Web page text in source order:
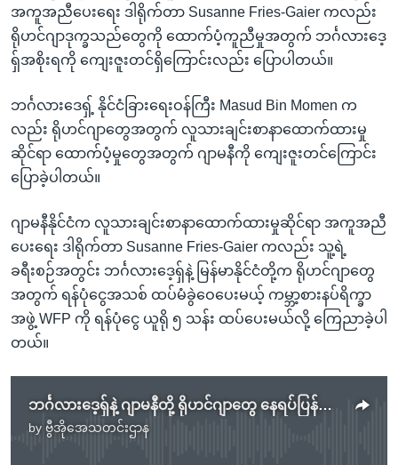
အကူအညီပေးရေး ဒါရိုက်တာ Susanne Fries-Gaier ကလည်း
ရိုဟင်ဂျာဒုက္ခသည်တွေကို ထောက်ပံ့ကူညီမှုအတွက် ဘင်္ဂလားဒေ့
ရှ်အစိုးရကို ကျေးဇူးတင်ရှိကြောင်းလည်း ပြောပါတယ်။
ဘင်္ဂလားဒေရှ့် နိုင်ငံခြားရေးဝန်ကြီး Masud Bin Momen က
လည်း ရိုဟင်ဂျာတွေအတွက် လူသားချင်းစာနာထောက်ထားမှု
ဆိုင်ရာ ထောက်ပံ့မှုတွေအတွက် ဂျာမနီကို ကျေးဇူးတင်ကြောင်း
ပြောခဲ့ပါတယ်။
ဂျာမနီနိုင်ငံက လူသားချင်းစာနာထောက်ထားမှုဆိုင်ရာ အကူအညီ
ပေးရေး ဒါရိုက်တာ Susanne Fries-Gaier ကလည်း သူ့ရဲ့
ခရီးစဉ်အတွင်း ဘင်္ဂလားဒေ့ရှ်နဲ့ မြန်မာနိုင်ငံတို့က ရိုဟင်ဂျာတွေ
အတွက် ရန်ပုံငွေအသစ် ထပ်မံခွဲဝေပေးမယ့် ကမ္ဘာ့စားနပ်ရိက္ခာ
အဖွဲ့ WFP ကို ရန်ပုံငွေ ယူရို ၅ သန်း ထပ်ပေးမယ်လို့ ကြေညာခဲ့ပါ
တယ်။
ဘင်္ဂလားဒေ့ရှ်နဲ့ ဂျာမနီတို့ ရိုဟင်ဂျာတွေ နေရပ်ပြန်ရေးနဲ့ အကူအညီပေးကိစ္စတွေ ဆွေးနွေး
by ဗွီအိုအေသတင်းဌာန
No media source currently available